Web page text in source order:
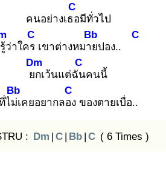
คนอย่างเธอ
C
มีทั่วไป
ว่าใคร
C
เขาต่างหมาย
Bb
ปอง..
C
ยก
Dm
เว้นแต่ฉัน
C
คนนี้
ไม่เ
Bb
คยอยากลอง
C
ของตายเบื่อ..
: Dm | C | Bb | C ( 6 Times )